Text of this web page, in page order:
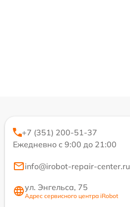
+7 (351) 200-51-37
Ежедневно с 9:00 до 21:00
info@irobot-repair-center.ru
ул. Энгельса, 75
Адрес сервисного центра iRobot